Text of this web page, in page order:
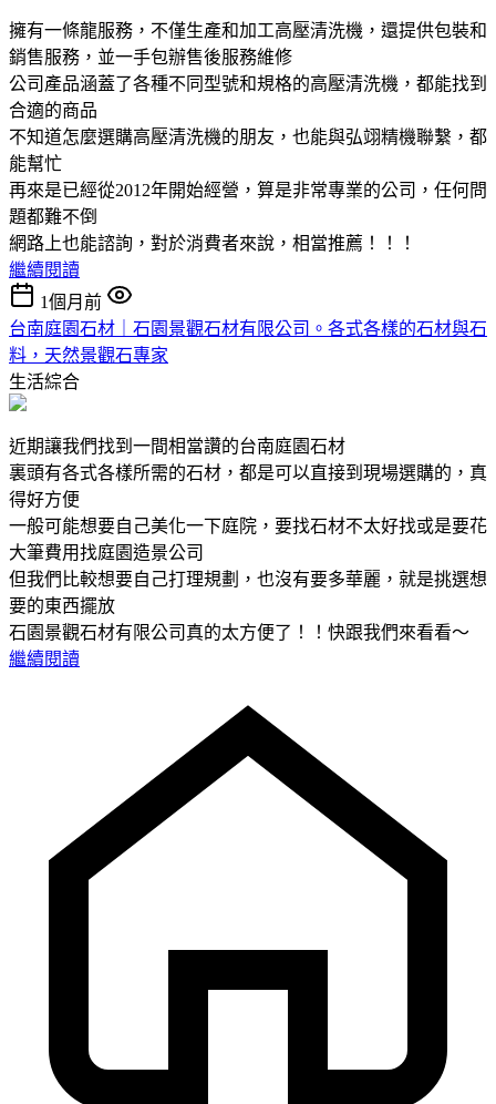
擁有一條龍服務，不僅生產和加工高壓清洗機，還提供包裝和
銷售服務，並一手包辦售後服務維修
公司產品涵蓋了各種不同型號和規格的高壓清洗機，都能找到
合適的商品
不知道怎麼選購高壓清洗機的朋友，也能與弘翊精機聯繫，都
能幫忙
再來是已經從2012年開始經營，算是非常專業的公司，任何問
題都難不倒
網路上也能諮詢，對於消費者來說，相當推薦！！！
繼續閱讀
1個月前
台南庭園石材｜石園景觀石材有限公司。各式各樣的石材與石
料，天然景觀石專家
生活綜合
近期讓我們找到一間相當讚的台南庭園石材
裏頭有各式各樣所需的石材，都是可以直接到現場選購的，真
得好方便
一般可能想要自己美化一下庭院，要找石材不太好找或是要花
大筆費用找庭園造景公司
但我們比較想要自己打理規劃，也沒有要多華麗，就是挑選想
要的東西擺放
石園景觀石材有限公司真的太方便了！！快跟我們來看看～
繼續閱讀